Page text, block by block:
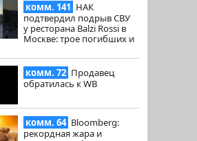
комм. 141 НАК
подтвердил подрыв СВУ
у ресторана Balzi Rossi в
Москве: трое погибших и
комм. 72 Продавец
обратилась к WB
комм. 64 Bloomberg:
рекордная жара и